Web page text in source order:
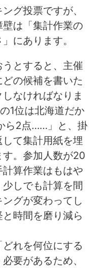
グ投票ですが、
は「集計作業の
にあります。
とすると、主催
の候補を書いた
なければなりま
1位は北海道だか
ら2点……」と、掛
て集計用紙を埋
。参加人数が20
算作業はもはや
しでも計算を間
グが変わってし
時間を磨り減ら
れを何位にする
要があるため、